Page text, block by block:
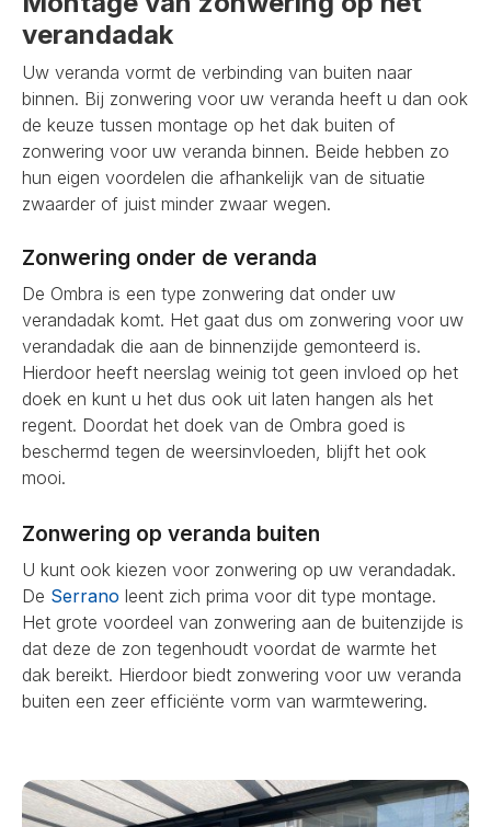
verandadak
Uw veranda vormt de verbinding van buiten naar
binnen. Bij zonwering voor uw veranda heeft u dan ook
de keuze tussen montage op het dak buiten of
zonwering voor uw veranda binnen. Beide hebben zo
hun eigen voordelen die afhankelijk van de situatie
zwaarder of juist minder zwaar wegen.
Zonwering onder de veranda
De Ombra is een type zonwering dat onder uw
verandadak komt. Het gaat dus om zonwering voor uw
verandadak die aan de binnenzijde gemonteerd is.
Hierdoor heeft neerslag weinig tot geen invloed op het
doek en kunt u het dus ook uit laten hangen als het
regent. Doordat het doek van de Ombra goed is
beschermd tegen de weersinvloeden, blijft het ook
mooi.
Zonwering op veranda buiten
U kunt ook kiezen voor zonwering op uw verandadak.
De Serrano leent zich prima voor dit type montage.
Het grote voordeel van zonwering aan de buitenzijde is
dat deze de zon tegenhoudt voordat de warmte het
dak bereikt. Hierdoor biedt zonwering voor uw veranda
buiten een zeer efficiënte vorm van warmtewering.